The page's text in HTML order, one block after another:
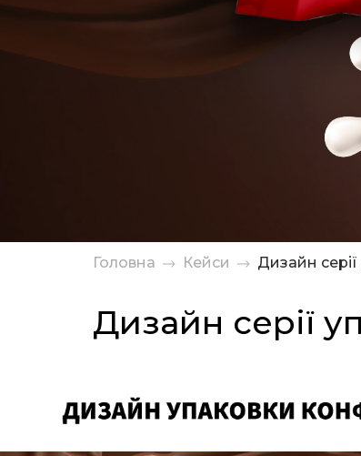
Головна Кейси Дизайн
Дизайн серії